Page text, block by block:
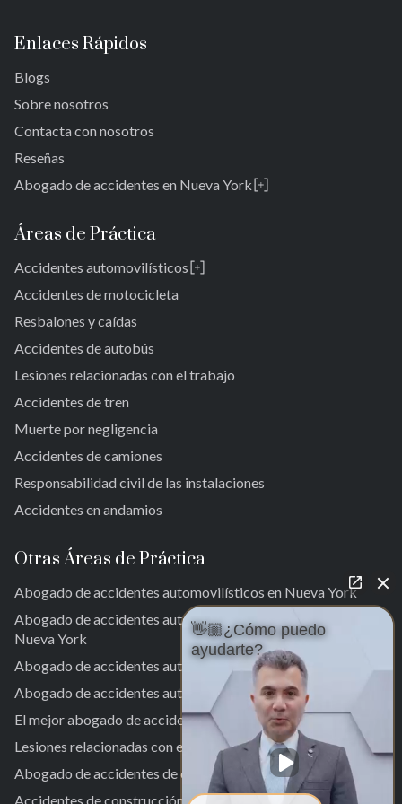
Enlaces Rápidos
Blogs
Sobre nosotros
Contacta con nosotros
Reseñas
Abogado de accidentes en Nueva York
Brooklyn
New York 10038
Áreas de Práctica
Accidentes automovilísticos
Alturas de Cambria
San Albano
Jamaica
Rockaway lejana
Brookville
Warnerville
Accidentes de motocicleta
Resbalones y caídas
Accidentes de autobús
Lesiones relacionadas con el trabajo
Accidentes de tren
Muerte por negligencia
Accidentes de camiones
Responsabilidad civil de las instalaciones
Accidentes en andamios
Otras Áreas de Práctica
Abogado de accidentes automovilísticos en Nueva York
Abogado de accidentes automovilísticos en la ciudad de
Nueva York
Abogado de accidentes automovilísticos en Nueva York
Abogado de accidentes automovilísticos en Nueva York
El mejor abogado de accidentes de tráfico en Nueva York.
Lesiones relacionadas con el trabajo
Abogado de accidentes de camiones en Nueva York
Accidentes de construcción
👋🏼¿Cómo puedo
ayudarte?